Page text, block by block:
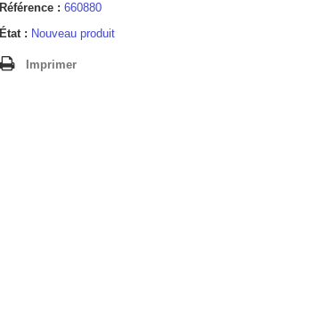
Référence : 660880
État : Nouveau produit
Imprimer